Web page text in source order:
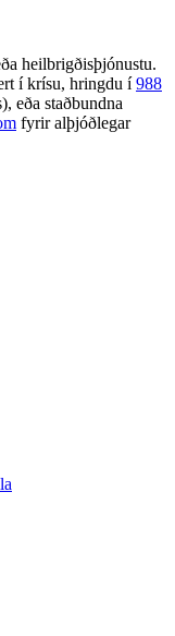
heilbrigðisþjónustu.
í krísu, hringdu í 988
eða staðbundna
fyrir alþjóðlegar